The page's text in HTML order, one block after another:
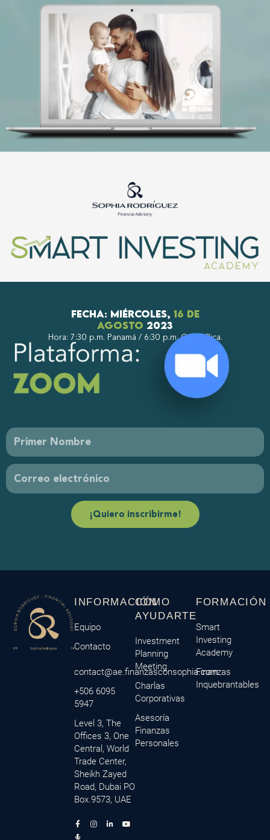
Fecha: miércoles, 16 de
agosto 2023
Hora: 7:30 p.m. Panamá / 6:30 p.m. Costa Rica.
¡Quiero inscribirme!
INFORMACIÓN
Equipo
Contacto
contact@ae.finanzasconsophia.com
+506 6095
5947
Level 3, The
Offices 3, One
Central, World
Trade Center,
Sheikh Zayed
Road, Dubai PO
Box.9573, UAE
F
a
c
I
n
L
i
Y
o
M
i
c
CÓMO
AYUDARTE
Investment
Planning
Meeting
Charlas
Corporativas
Asesoría
Finanzas
Personales
FORMACIÓN
Smart
Investing
Academy
Finanzas
Inquebrantables